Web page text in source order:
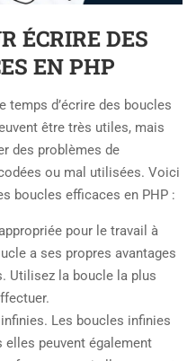
ÉCRIRE DES
EN PHP
temps d’écrire des boucles
être très utiles, mais
des problèmes de
ou mal utilisées. Voici
boucles efficaces en PHP :
pour le travail à
a ses propres avantages
Utilisez la boucle la plus
Les boucles infinies
peuvent également